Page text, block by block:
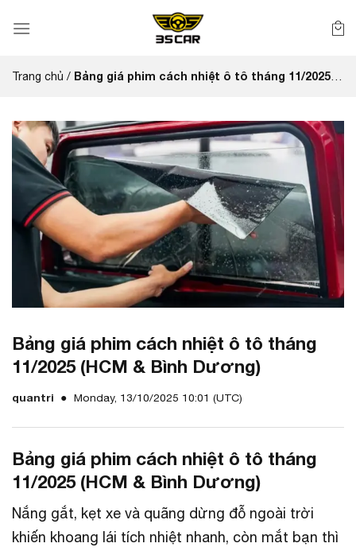
qua
dung
Trang chủ / Bảng giá phim cách nhiệt ô tô tháng 11/2025
Bảng giá phim cách nhiệt ô tô tháng
11/2025 (HCM & Bình Dương)
quantri Monday, 13/10/2025 10:01 (UTC)
Bảng giá phim cách nhiệt ô tô tháng
11/2025 (HCM & Bình Dương)
Nắng gắt, kẹt xe và quãng dừng đỗ ngoài trời
khiến khoang lái tích nhiệt nhanh, còn mắt bạn thì